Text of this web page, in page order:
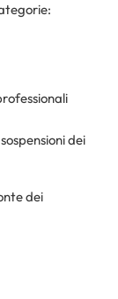
dei
dei